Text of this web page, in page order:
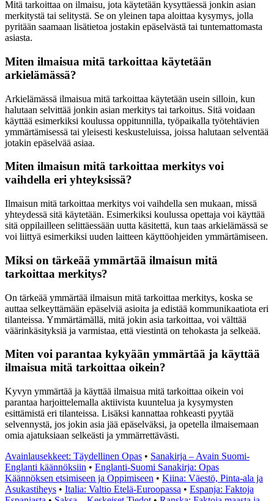
Mitä tarkoittaa on ilmaisu, jota käytetään kysyttäessä jonkin asian
merkitystä tai selitystä. Se on yleinen tapa aloittaa kysymys, jolla
pyritään saamaan lisätietoa jostakin epäselvästä tai tuntemattomasta
asiasta.
Miten ilmaisua mitä tarkoittaa käytetään
arkielämässä?
Arkielämässä ilmaisua mitä tarkoittaa käytetään usein silloin, kun
halutaan selvittää jonkin asian merkitys tai tarkoitus. Sitä voidaan
käyttää esimerkiksi koulussa oppitunnilla, työpaikalla työtehtävien
ymmärtämisessä tai yleisesti keskusteluissa, joissa halutaan selventää
jotakin epäselvää asiaa.
Miten ilmaisun mitä tarkoittaa merkitys voi
vaihdella eri yhteyksissä?
Ilmaisun mitä tarkoittaa merkitys voi vaihdella sen mukaan, missä
yhteydessä sitä käytetään. Esimerkiksi koulussa opettaja voi käyttää
sitä oppilailleen selittäessään uutta käsitettä, kun taas arkielämässä se
voi liittyä esimerkiksi uuden laitteen käyttöohjeiden ymmärtämiseen.
Miksi on tärkeää ymmärtää ilmaisun mitä
tarkoittaa merkitys?
On tärkeää ymmärtää ilmaisun mitä tarkoittaa merkitys, koska se
auttaa selkeyttämään epäselviä asioita ja edistää kommunikaatiota eri
tilanteissa. Ymmärtämällä, mitä jokin asia tarkoittaa, voi välttää
väärinkäsityksiä ja varmistaa, että viestintä on tehokasta ja selkeää.
Miten voi parantaa kykyään ymmärtää ja käyttää
ilmaisua mitä tarkoittaa oikein?
Kyvyn ymmärtää ja käyttää ilmaisua mitä tarkoittaa oikein voi
parantaa harjoittelemalla aktiivista kuuntelua ja kysymysten
esittämistä eri tilanteissa. Lisäksi kannattaa rohkeasti pyytää
selvennystä, jos jokin asia jää epäselväksi, ja opetella ilmaisemaan
omia ajatuksiaan selkeästi ja ymmärrettävästi.
Avainlausekkeet: Täydellinen Opas • Sanakirja – Avain Suomi-
Englanti käännöksiin • Englanti-Suomi Sanakirja: Opas
Käännöksen etsimiseen ja Oppimiseen • Kiina: Väestö, Pinta-ala ja
Asukastiheys • Italia: Valtio Etelä-Euroopassa • Espanja: Faktoja